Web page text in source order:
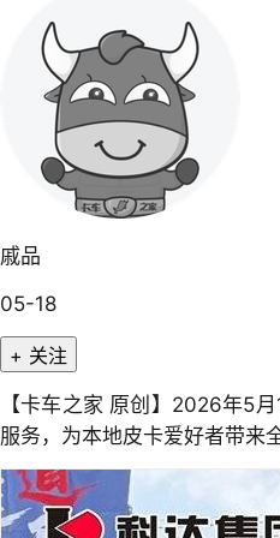
戚品
05-18
+ 关注
【卡车之家 原创】2026年5
服务，为本地皮卡爱好者带来